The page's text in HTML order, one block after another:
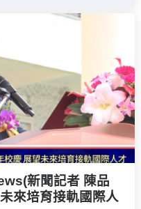
新聞記者 陳品
來培育接軌國際人